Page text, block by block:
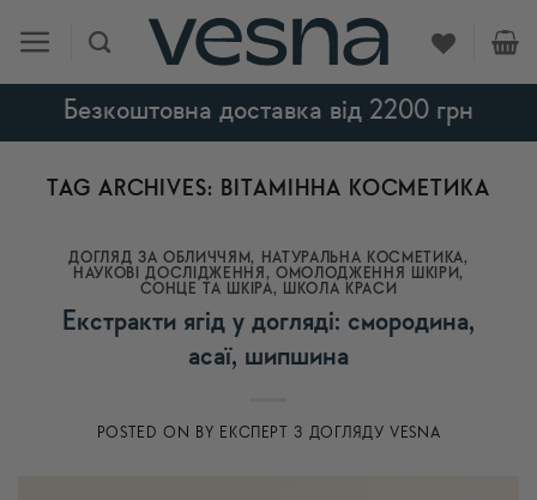
content
Безкоштовна доставка від 2200 грн
TAG ARCHIVES: ВІТАМІННА КОСМЕТИКА
ДОГЛЯД ЗА ОБЛИЧЧЯМ , НАТУРАЛЬНА КОСМЕТИКА,
НАУКОВІ ДОСЛІДЖЕННЯ , ОМОЛОДЖЕННЯ ШКІРИ ,
СОНЦЕ ТА ШКІРА, ШКОЛА КРАСИ
Екстракти ягід у догляді: смородина,
асаї, шипшина
POSTED ON BY ЕКСПЕРТ З ДОГЛЯДУ VESNA